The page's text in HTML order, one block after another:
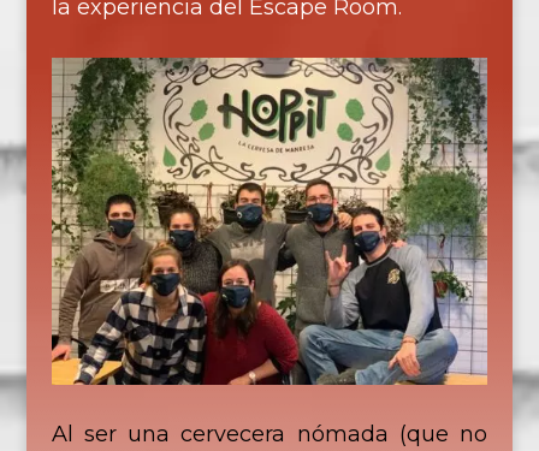
la experiencia del Escape Room.
Al ser una cervecera nómada (que no